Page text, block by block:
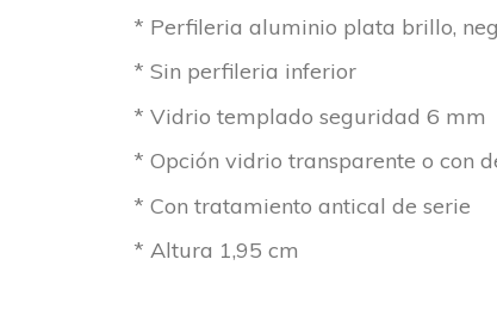
* Perfileria aluminio plata brillo,
* Sin perfileria inferior
* Vidrio templado seguridad 6 mm
* Opción vidrio transparente o con
* Con tratamiento antical de serie
* Altura 1,95 cm